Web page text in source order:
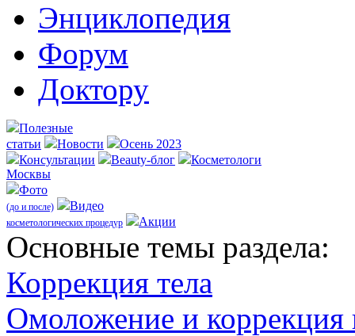
Энциклопедия
Форум
Доктору
Полезные
статьи
Новости
Осень 2023
Консультации
Beauty-блог
Косметологи
Москвы
Фото
(до и после) Видео
косметологических процедур Акции
Оcновные темы раздела:
Коррекция тела
Омоложение и коррекция